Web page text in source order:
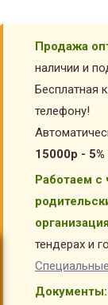
Продажа
наличии и
Бесплатная
телефону!
15000р -
Работаем
тендерах и
Документы: